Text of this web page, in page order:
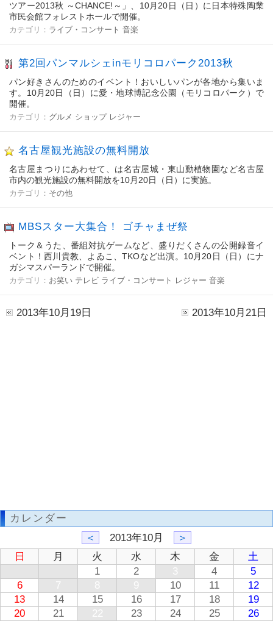
ツアー2013秋 ～CHANCE!～」、10月20日（日）に日本特殊陶業
市民会館フォレストホールで開催。
カテゴリ： ライブ・コンサート 音楽
第2回パンマルシェinモリコロパーク2013秋
パン好きさんのためのイベント！おいしいパンが各地から集いま
す。10月20日（日）に愛・地球博記念公園（モリコロパーク）で
開催。
カテゴリ： グルメ ショップ レジャー
名古屋観光施設の無料開放
名古屋まつりにあわせて、は名古屋城・東山動植物園など名古屋
市内の観光施設の無料開放を10月20日（日）に実施。
カテゴリ： その他
MBSスター大集合！ ゴチャまぜ祭
トーク＆うた、番組対抗ゲームなど、盛りだくさんの公開録音イ
ベント！西川貴教、よゐこ、TKOなど出演。10月20日（日）にナ
ガシマスパーランドで開催。
カテゴリ： お笑い テレビ ライブ・コンサート レジャー 音楽
2013年10月19日 2013年10月21日
カレンダー
＜
2013年10月
＞
日
月 火 水 木 金
土
1
2 3 4
5
6
7 8 9 10 11
12
13
14 15 16 17 18
19
20
21 22 23 24 25
26